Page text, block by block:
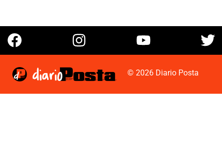
© 2026 Diario Posta